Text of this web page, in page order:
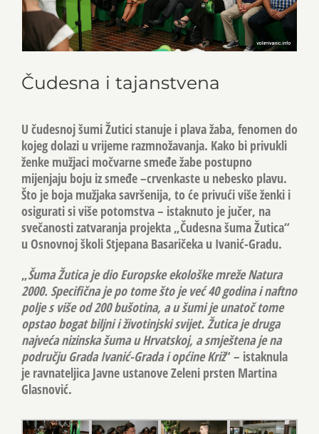
Čudesna i tajanstvena
U čudesnoj šumi Žutici stanuje i plava žaba, fenomen do
kojeg dolazi u vrijeme razmnožavanja. Kako bi privukli
ženke mužjaci močvarne smeđe žabe postupno
mijenjaju boju iz smeđe –crvenkaste u nebesko plavu.
Što je boja mužjaka savršenija, to će privući više ženki i
osigurati si više potomstva – istaknuto je jučer, na
svečanosti zatvaranja projekta „Čudesna šuma Žutica“
u Osnovnoj školi Stjepana Basaričeka u Ivanić-Gradu.
„Šuma Žutica je dio Europske ekološke mreže Natura
2000. Specifična je po tome što je već 40 godina i naftno
polje s više od 200 bušotina, a u šumi je unatoč tome
opstao bogat biljni i životinjski svijet. Žutica je druga
najveća nizinska šuma u Hrvatskoj, a smještena je na
području Grada Ivanić-Grada i općine Križ“ – istaknula
je ravnateljica Javne ustanove Zeleni prsten Martina
Glasnović.